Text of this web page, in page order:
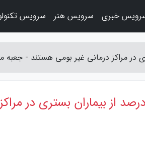
شرایط قرمز است؛ به مشهد سفر نکنید ، 20 درصد از بیماران
خبری سرویس هنر سرویس